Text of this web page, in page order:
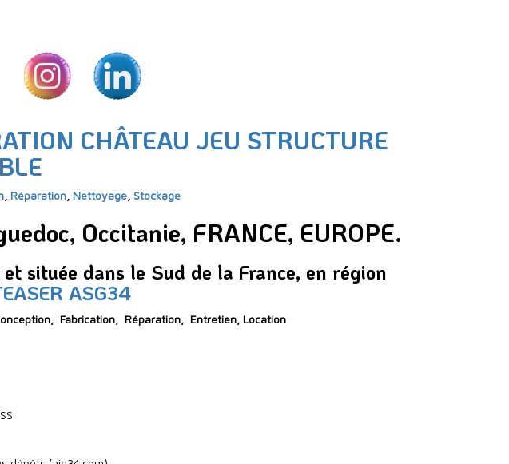
CHÂTEAU JEU STRUCTURE
, Réparation, Nettoyage, Stockage
Occitanie, FRANCE, EUROPE.
située dans le Sud de la France, en région
ASG34
Fabrication, Réparation, Entretien, Location